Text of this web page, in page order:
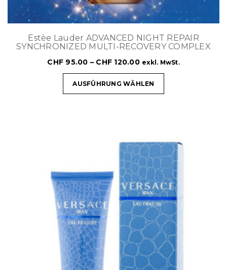
Estèe Lauder ADVANCED NIGHT REPAIR
SYNCHRONIZED MULTI-RECOVERY COMPLEX
CHF 95.00 – CHF 120.00 exkl. MwSt.
AUSFÜHRUNG WÄHLEN